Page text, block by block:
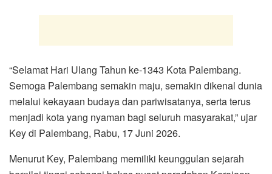
“Selamat Hari Ulang Tahun ke-1343 Kota Palembang.
Semoga Palembang semakin maju, semakin dikenal dunia
melalui kekayaan budaya dan pariwisatanya, serta terus
menjadi kota yang nyaman bagi seluruh masyarakat,” ujar
Key di Palembang, Rabu, 17 Juni 2026.
Menurut Key, Palembang memiliki keunggulan sejarah